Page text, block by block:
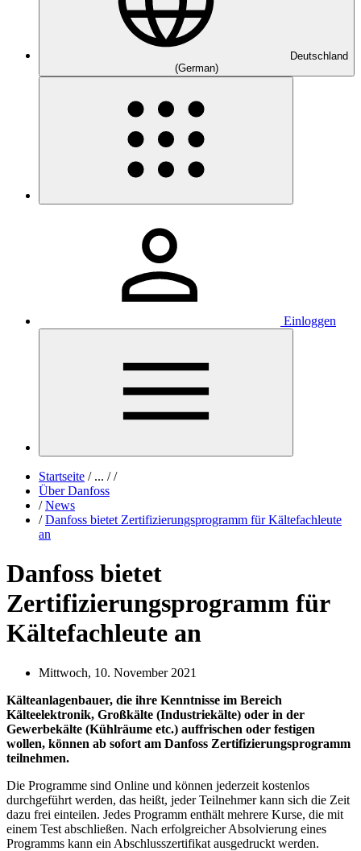
Deutschland
(German)
Einloggen
Startseite /... / /
Über Danfoss
/ News
/ Danfoss bietet Zertifizierungsprogramm für Kältefachleute
an
Danfoss bietet
Zertifizierungsprogramm für
Kältefachleute an
Mittwoch, 10. November 2021
Kälteanlagenbauer, die ihre Kenntnisse im Bereich
Kälteelektronik, Großkälte (Industriekälte) oder in der
Gewerbekälte (Kühlräume etc.) auffrischen oder festigen
wollen, können ab sofort am Danfoss Zertifizierungsprogramm
teilnehmen.
Die Programme sind Online und können jederzeit kostenlos
durchgeführt werden, das heißt, jeder Teilnehmer kann sich die Zeit
dazu frei einteilen. Jedes Programm enthält mehrere Kurse, die mit
einem Test abschließen. Nach erfolgreicher Absolvierung eines
Programms kann ein Abschlusszertifikat ausgedruckt werden.